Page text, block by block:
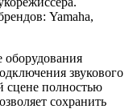
Yamaha,
звукового
сцене полностью
сохранить